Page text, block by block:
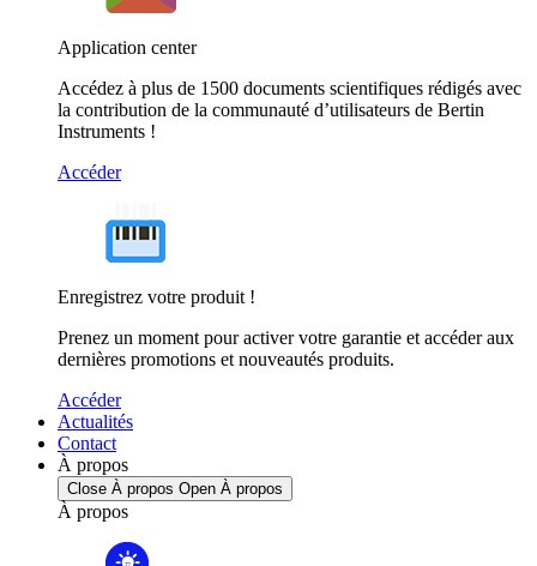
Application center
Accédez à plus de 1500 documents scientifiques rédigés avec
la contribution de la communauté d’utilisateurs de Bertin
Instruments !
Accéder
Enregistrez votre produit !
Prenez un moment pour activer votre garantie et accéder aux
dernières promotions et nouveautés produits.
Accéder
Actualités
Contact
À propos
Close À propos Open À propos
À propos